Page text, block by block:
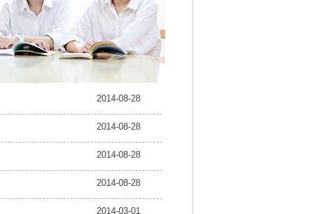
2014-08-28
2014-08-28
2014-08-28
2014-08-28
2014-03-01